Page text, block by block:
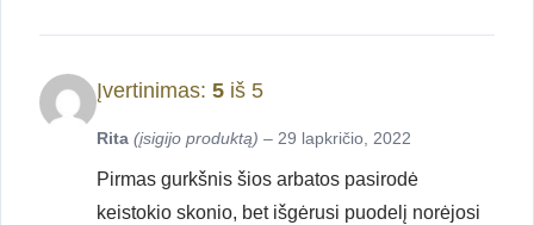
Įvertinimas: 5 iš 5
Rita (įsigijo produktą) – 29 lapkričio, 2022
Pirmas gurkšnis šios arbatos pasirodė
keistokio skonio, bet išgėrusi puodelį norėjosi